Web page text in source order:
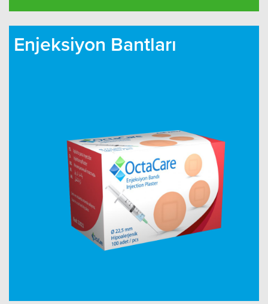
Enjeksiyon Bantları